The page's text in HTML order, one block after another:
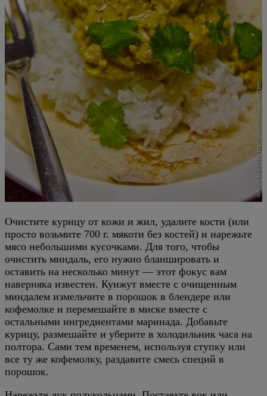
Очистите курицу от кожи и жил, удалите кости (или
просто возьмите 700 г. мякоти без костей) и нарежьте
мясо небольшими кусочками. Для того, чтобы
очистить миндаль, его нужно бланшировать и
оставить на несколько минут — этот фокус вам
наверняка известен. Кунжут вместе с очищенным
миндалем измельчите в порошок в блендере или
кофемолке и перемешайте в миске вместе с
остальными ингредиентами маринада. Добавьте
курицу, размешайте и уберите в холодильник часа на
полтора. Сами тем временем, используя ступку или
все ту же кофемолку, раздавите смесь специй в
порошок.